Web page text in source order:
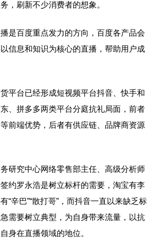
，刷新不少消费者的想象。
百度重点发力的方向，百度各产品会
信息和知识为核心的直播，帮助用户成
台已经形成短视频平台抖音、快手和
、拼多多两类平台分庭抗礼局面，前者
前端优势，后者有供应链、品牌商资源
究中心网络零售部主任、高级分析师
约罗永浩是树立标杆的需要，淘宝有李
“辛巴”“散打哥”，而抖音一直以来缺乏标
需要树立典型，为自身带来流量，以抗
身在直播领域的地位。